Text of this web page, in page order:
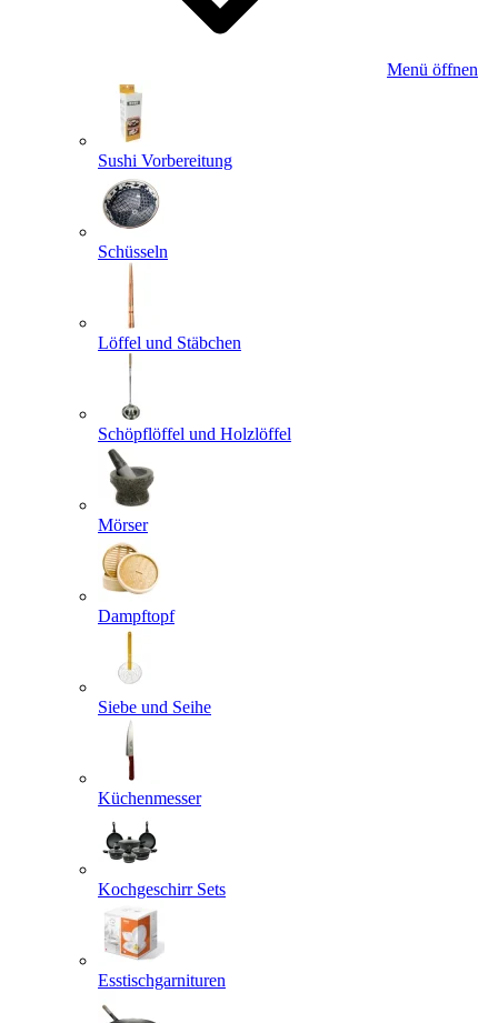
Menü öffnen
Sushi Vorbereitung
Schüsseln
Löffel und Stäbchen
Schöpflöffel und Holzlöffel
Mörser
Dampftopf
Siebe und Seihe
Küchenmesser
Kochgeschirr Sets
Esstischgarnituren